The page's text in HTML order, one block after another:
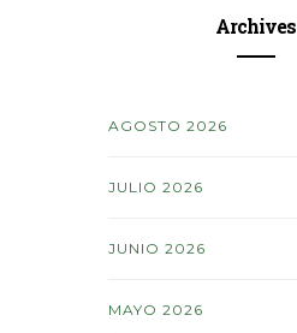
Archives
AGOSTO 2026
JULIO 2026
JUNIO 2026
MAYO 2026